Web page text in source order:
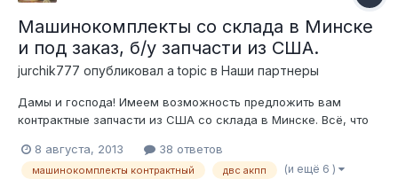
Машинокомплекты со склада в Минске
и под заказ, б/у запчасти из США.
jurchik777 опубликовал a topic в Наши партнеры
Дамы и господа! Имеем возможность предложить вам
контрактные запчасти из США со склада в Минске. Всё, что
клиентов историю происхождения запчастей и реальных
пробегов автомобилей, с которых эти запчасти
8 августа, 2013 38 ответов
машинокомплекты контрактный двс акпп (и ещё 6 )